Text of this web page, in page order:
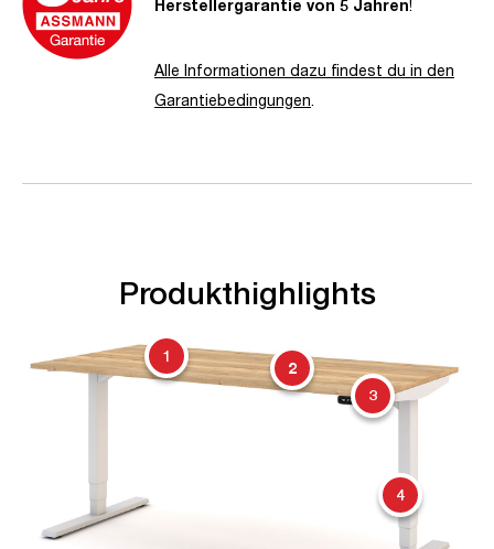
Herstellergarantie von 5 Jahren!
Alle Informationen dazu findest du in den
Garantiebedingungen.
Produkthighlights
1
2
3
4